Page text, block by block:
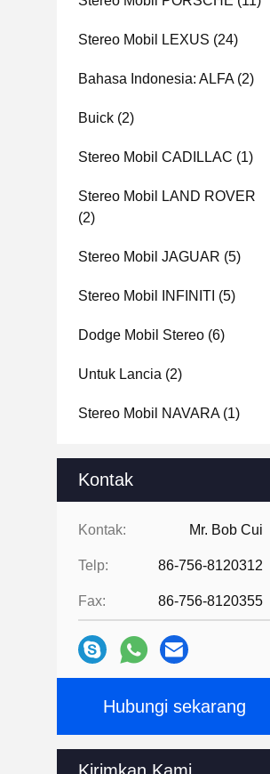
Stereo Mobil LEXUS (24)
Bahasa Indonesia: ALFA(2)
Buick (2)
Stereo Mobil CADILLAC (1)
Stereo Mobil LAND ROVER
(2)
Stereo Mobil JAGUAR (5)
Stereo Mobil INFINITI (5)
Dodge Mobil Stereo (6)
Untuk Lancia (2)
Stereo Mobil NAVARA(1)
Kontak
Kontak: Mr. Bob Cui
Telp: 86-756-8120312
Fax: 86-756-8120355
Hubungi sekarang